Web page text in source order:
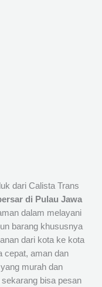
dari Calista Trans
di Pulau Jawa
dalam melayani
barang khususnya
dari kota ke kota
cepat, aman dan
murah dan
bisa pesan